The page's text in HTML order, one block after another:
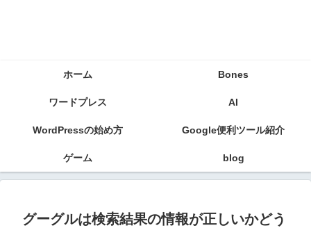
ホーム Bones
ワードプレス AI
WordPressの始め方 Google便利ツール紹介
ゲーム blog
グーグルは検索結果の情報が正しいかどう